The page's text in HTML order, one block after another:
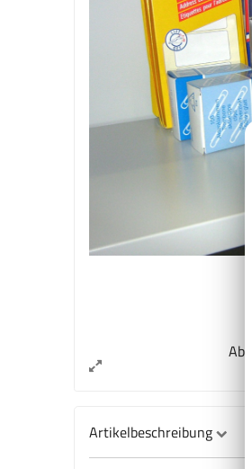
Artikelbeschreibung